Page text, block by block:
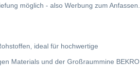
möglich - also Werbung zum Anfassen.
ideal für hochwertige
Materials und der Großraummine BEKRO